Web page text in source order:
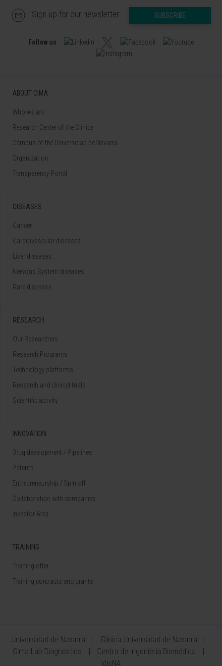
Sign up for our newsletter SUBSCRIBE
Follow us
ABOUT CIMA
Who we are
Research Center of the Clinica
Campus of the Universidad de Navarra
Organization
Transparency Portal
DISEASES
Cancer
Cardiovascular diseases
Liver diseases
Nervous System diseases
Rare diseases
RESEARCH
Our Researchers
Research Programs
Technology platforms
Research and clinical trials
Scientific activity
INNOVATION
Drug development / Pipelines
Patents
Entrepreneurship / Spin off
Collaboration with companies
Investor Area
TRAINING
Training offer
Training contracts and grants
Universidad de Navarra
Clínica Universidad de Navarra
Cima Lab Diagnostics
Centro de Ingeniería Biomédica
IdisNA